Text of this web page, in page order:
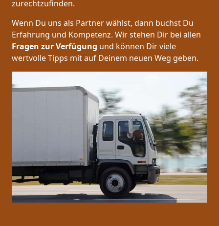
zurechtzufinden.
Wenn Du uns als Partner wählst, dann buchst Du
Erfahrung und Kompetenz. Wir stehen Dir bei allen
Fragen zur Verfügung und können Dir viele
wertvolle Tipps mit auf Deinem neuen Weg geben.